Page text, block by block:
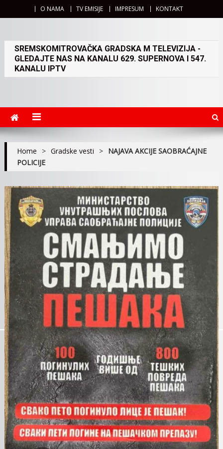
O NAMA TV EMISIJE IMPRESUM KONTAKT
SREMSKOMITROVAČKA GRADSKA M TELEVIZIJA -
GLEDAJTE NAS NA KANALU 629. SUPERNOVA I 547.
KANALU IPTV
Home > Gradske vesti > NAJAVA AKCIJE SAOBRAĆAJNE
POLICIJE